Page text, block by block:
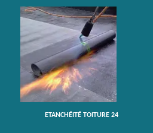
ETANCHÉITÉ TOITURE 24